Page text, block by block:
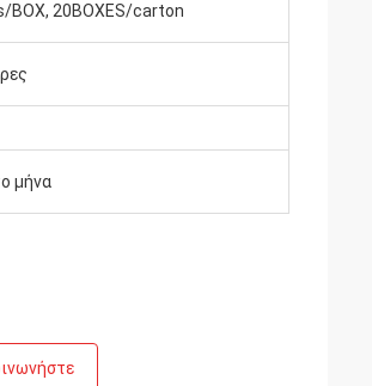
BOX, 20BOXES/carton
μήνα